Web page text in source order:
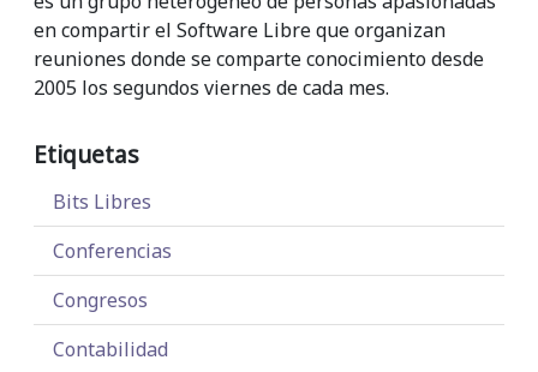
en compartir el Software Libre que organizan
reuniones donde se comparte conocimiento desde
2005 los segundos viernes de cada mes.
Etiquetas
Bits Libres
Conferencias
Congresos
Contabilidad